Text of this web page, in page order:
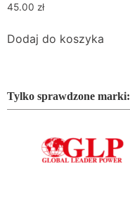
45.00 zł
Dodaj do koszyka
Tylko sprawdzone marki: